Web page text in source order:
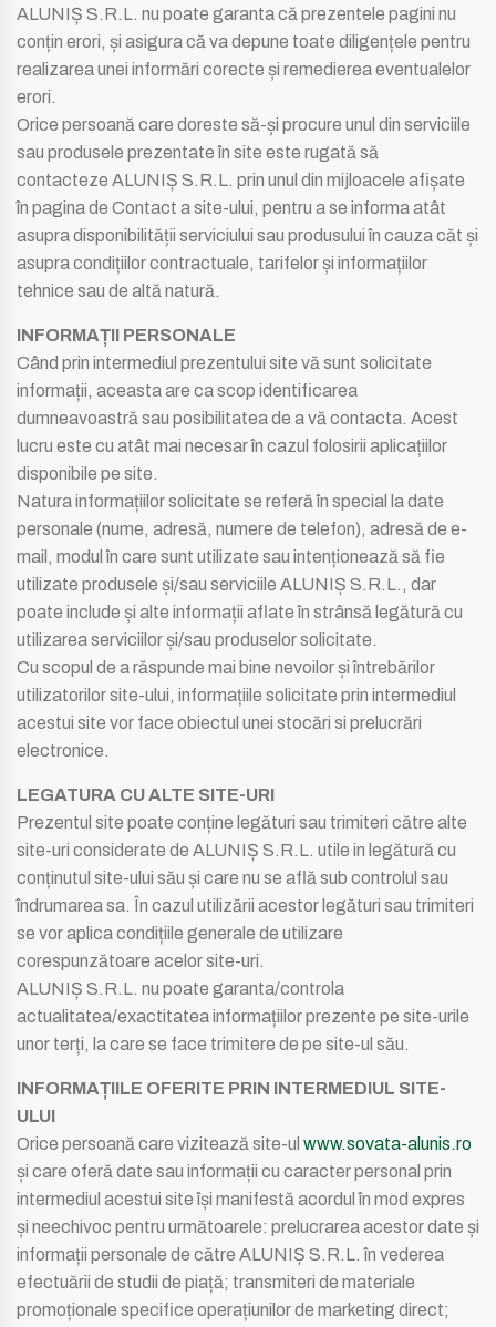
ALUNIȘ S.R.L. nu poate garanta că prezentele pagini nu
conțin erori, și asigura că va depune toate diligențele pentru
realizarea unei informări corecte și remedierea eventualelor
erori.
Orice persoană care doreste să-și procure unul din serviciile
sau produsele prezentate în site este rugată să
contacteze ALUNIȘ S.R.L. prin unul din mijloacele afișate
în pagina de Contact a site-ului, pentru a se informa atât
asupra disponibilității serviciului sau produsului în cauza căt și
asupra condițiilor contractuale, tarifelor și informațiilor
tehnice sau de altă natură.
INFORMAȚII PERSONALE
Când prin intermediul prezentului site vă sunt solicitate
informații, aceasta are ca scop identificarea
dumneavoastră sau posibilitatea de a vă contacta. Acest
lucru este cu atât mai necesar în cazul folosirii aplicațiilor
disponibile pe site.
Natura informațiilor solicitate se referă în special la date
personale (nume, adresă, numere de telefon), adresă de e-
mail, modul în care sunt utilizate sau intenționează să fie
utilizate produsele și/sau serviciile ALUNIȘ S.R.L., dar
poate include și alte informații aflate în strânsă legătură cu
utilizarea serviciilor și/sau produselor solicitate.
Cu scopul de a răspunde mai bine nevoilor și întrebărilor
utilizatorilor site-ului, informațiile solicitate prin intermediul
acestui site vor face obiectul unei stocări si prelucrări
electronice.
LEGATURA CU ALTE SITE-URI
Prezentul site poate conține legături sau trimiteri către alte
site-uri considerate de ALUNIȘ S.R.L. utile in legătură cu
conținutul site-ului său și care nu se află sub controlul sau
îndrumarea sa. În cazul utilizării acestor legături sau trimiteri
se vor aplica condițiile generale de utilizare
corespunzătoare acelor site-uri.
ALUNIȘ S.R.L. nu poate garanta/controla
actualitatea/exactitatea informațiilor prezente pe site-urile
unor terți, la care se face trimitere de pe site-ul său.
INFORMAȚIILE OFERITE PRIN INTERMEDIUL SITE-
ULUI
Orice persoană care vizitează site-ul www.sovata-alunis.ro
și care oferă date sau informații cu caracter personal prin
intermediul acestui site își manifestă acordul în mod expres
și neechivoc pentru următoarele: prelucrarea acestor date și
informații personale de către ALUNIȘ S.R.L. în vederea
efectuării de studii de piață; transmiteri de materiale
promoționale specifice operațiunilor de marketing direct;